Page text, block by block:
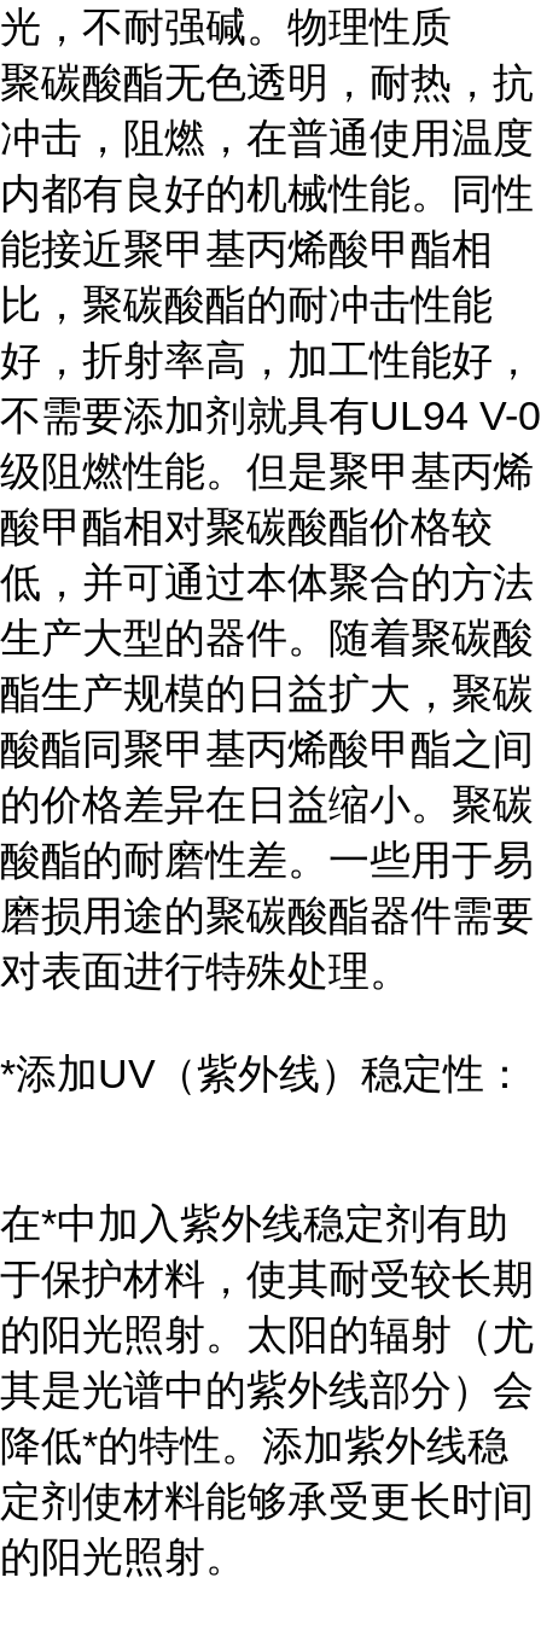
光，不耐强碱。物理性质
聚碳酸酯无色透明，耐热，抗
冲击，阻燃，在普通使用温度
内都有良好的机械性能。同性
能接近聚甲基丙烯酸甲酯相
比，聚碳酸酯的耐冲击性能
好，折射率高，加工性能好，
不需要添加剂就具有UL94 V-0
级阻燃性能。但是聚甲基丙烯
酸甲酯相对聚碳酸酯价格较
低，并可通过本体聚合的方法
生产大型的器件。随着聚碳酸
酯生产规模的日益扩大，聚碳
酸酯同聚甲基丙烯酸甲酯之间
的价格差异在日益缩小。聚碳
酸酯的耐磨性差。一些用于易
磨损用途的聚碳酸酯器件需要
对表面进行特殊处理。
*添加UV（紫外线）稳定性：
在*中加入紫外线稳定剂有助
于保护材料，使其耐受较长期
的阳光照射。太阳的辐射（尤
其是光谱中的紫外线部分）会
降低*的特性。添加紫外线稳
定剂使材料能够承受更长时间
的阳光照射。